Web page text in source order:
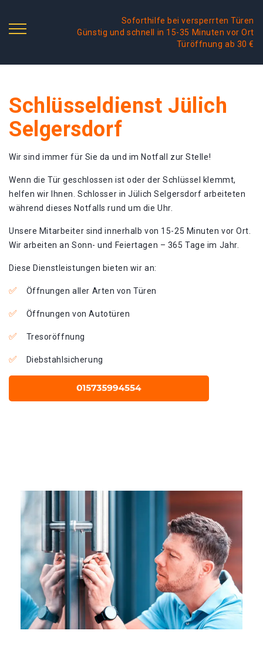
Soforthilfe bei versperrten Türen
Günstig und schnell in 15-35 Minuten vor Ort
Türöffnung ab 30 €
Schlüsseldienst Jülich
Selgersdorf
Wir sind immer für Sie da und im Notfall zur Stelle!
Wenn die Tür geschlossen ist oder der Schlüssel klemmt,
helfen wir Ihnen. Schlosser in Jülich Selgersdorf arbeiteten
während dieses Notfalls rund um die Uhr.
Unsere Mitarbeiter sind innerhalb von 15-25 Minuten vor Ort.
Wir arbeiten an Sonn- und Feiertagen – 365 Tage im Jahr.
Diese Dienstleistungen bieten wir an:
Öffnungen aller Arten von Türen
Öffnungen von Autotüren
Tresoröffnung
Diebstahlsicherung